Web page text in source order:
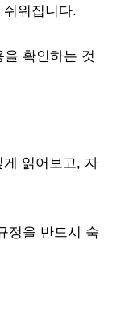
워집니다.
확인하는 것
읽어보고, 자
정을 반드시 숙